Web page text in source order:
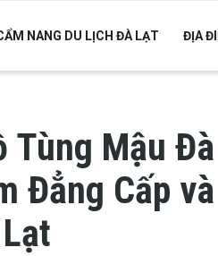
NANG DU LỊCH ĐÀ LẠT ĐỊA
Tùng Mậu
Đẳng Cấp